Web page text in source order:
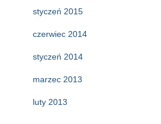
styczeń 2015
czerwiec 2014
styczeń 2014
marzec 2013
luty 2013